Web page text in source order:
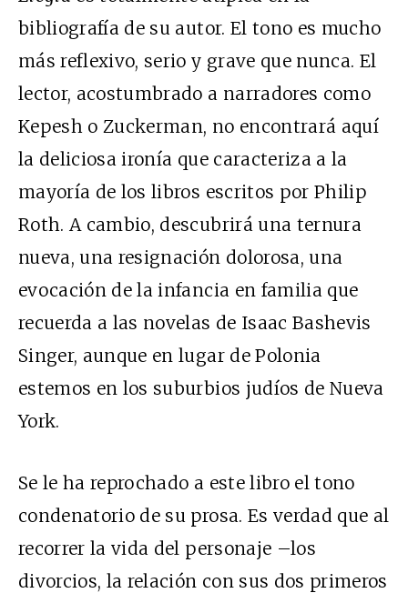
bibliografía de su autor. El tono es mucho
más reflexivo, serio y grave que nunca. El
lector, acostumbrado a narradores como
Kepesh o Zuckerman, no encontrará aquí
la deliciosa ironía que caracteriza a la
mayoría de los libros escritos por Philip
Roth. A cambio, descubrirá una ternura
nueva, una resignación dolorosa, una
evocación de la infancia en familia que
recuerda a las novelas de Isaac Bashevis
Singer, aunque en lugar de Polonia
estemos en los suburbios judíos de Nueva
York.
Se le ha reprochado a este libro el tono
condenatorio de su prosa. Es verdad que al
recorrer la vida del personaje –los
divorcios, la relación con sus dos primeros